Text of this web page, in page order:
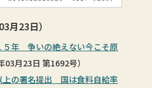
月23日）
５年 争いの絶えない今こそ原
03月23日 第1692号）
上の署名提出 国は食料自給率